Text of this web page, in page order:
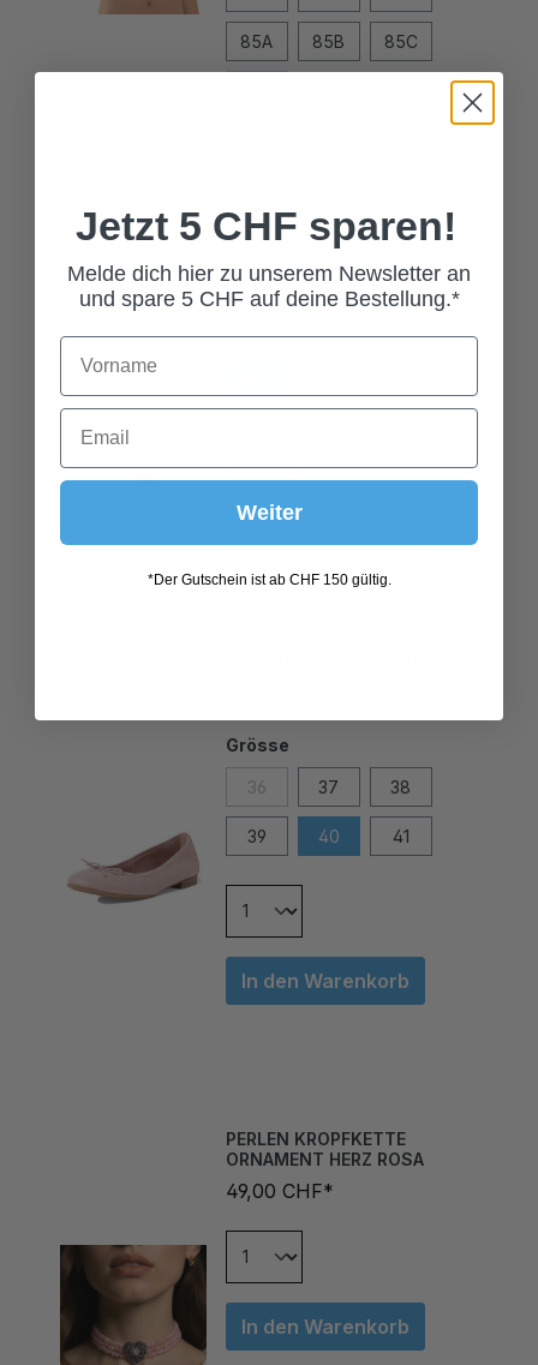
85A 85B 85C
85D
24,00 CHF*
L M S
Grösse
39 40 41
In den Warenkorb
ORNAMENT HERZ ROSA
49,00 CHF*
In den Warenkorb
Jetzt 5 CHF sparen!
Melde dich hier zu unserem Newsletter an
und spare 5 CHF auf deine Bestellung.*
Weiter
*Der Gutschein ist ab CHF 150 gültig.